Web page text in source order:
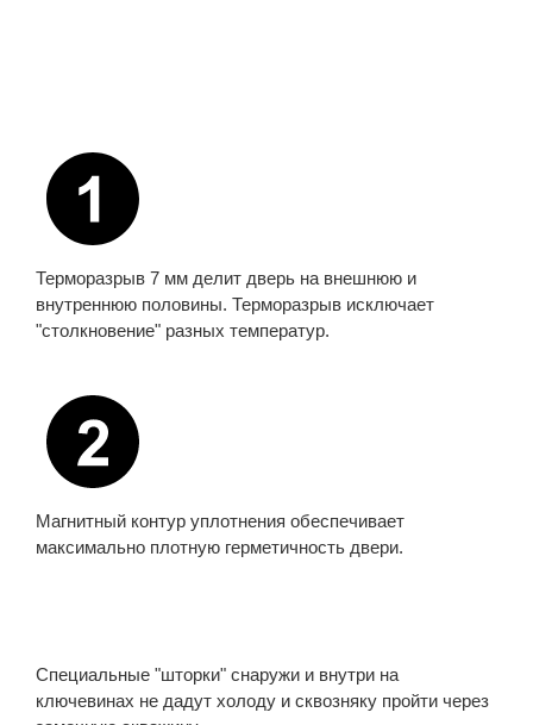
Терморазрыв 7 мм делит дверь на внешнюю и
внутреннюю половины. Терморазрыв исключает
"столкновение" разных температур.
Магнитный контур уплотнения обеспечивает
максимально плотную герметичность двери.
Специальные "шторки" снаружи и внутри на
ключевинах не дадут холоду и сквозняку пройти через